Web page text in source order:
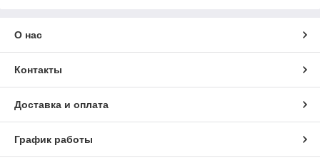
О нас
Контакты
Доставка и оплата
График работы